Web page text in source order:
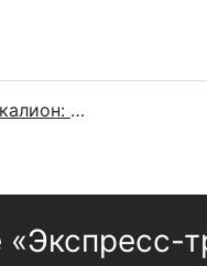
Экспресс-трансформер Синкалион: Изменить мир